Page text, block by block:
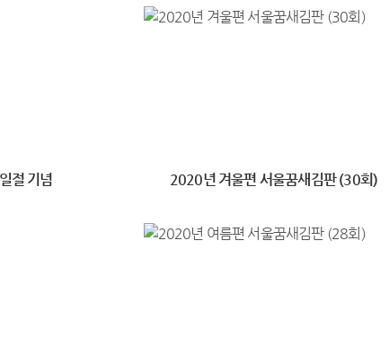
절 기념 2020년 겨울편 서울꿈새김판 (30회)